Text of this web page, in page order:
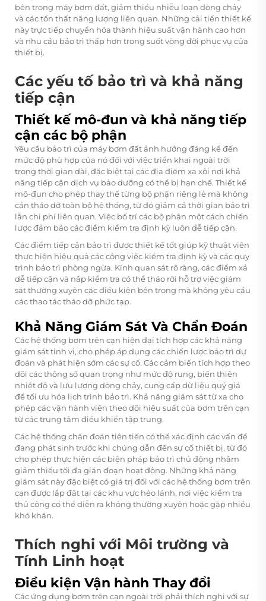
bên trong máy bơm đất, giảm thiểu nhiễu loạn dòng chảy
và các tổn thất năng lượng liên quan. Những cải tiến thiết kế
này trực tiếp chuyển hóa thành hiệu suất vận hành cao hơn
và nhu cầu bảo trì thấp hơn trong suốt vòng đời phục vụ của
thiết bị.
Các yếu tố bảo trì và khả năng
tiếp cận
Thiết kế mô-đun và khả năng tiếp
cận các bộ phận
Yêu cầu bảo trì của máy bơm đất ảnh hưởng đáng kể đến
mức độ phù hợp của nó đối với việc triển khai ngoài trời
trong thời gian dài, đặc biệt tại các địa điểm xa xôi nơi khả
năng tiếp cận dịch vụ bảo dưỡng có thể bị hạn chế. Thiết kế
mô-đun cho phép thay thế từng bộ phận riêng lẻ mà không
cần tháo dỡ toàn bộ hệ thống, từ đó giảm cả thời gian bảo trì
lẫn chi phí liên quan. Việc bố trí các bộ phận một cách chiến
lược đảm bảo các điểm kiểm tra định kỳ luôn dễ tiếp cận.
Các điểm tiếp cận bảo trì được thiết kế tốt giúp kỹ thuật viên
thực hiện hiệu quả các công việc kiểm tra định kỳ và các quy
trình bảo trì phòng ngừa. Kính quan sát rõ ràng, các điểm xả
dễ tiếp cận và nắp kiểm tra có thể tháo rời hỗ trợ việc giám
sát thường xuyên các điều kiện bên trong mà không yêu cầu
các thao tác tháo dỡ phức tạp.
Khả Năng Giám Sát Và Chẩn Đoán
Các hệ thống bơm trên cạn hiện đại tích hợp các khả năng
giám sát tinh vi, cho phép áp dụng các chiến lược bảo trì dự
đoán và phát hiện sớm các sự cố. Các cảm biến tích hợp theo
dõi các thông số quan trọng như mức độ rung, biến thiên
nhiệt độ và lưu lượng dòng chảy, cung cấp dữ liệu quý giá
để tối ưu hóa lịch trình bảo trì. Khả năng giám sát từ xa cho
phép các vận hành viên theo dõi hiệu suất của bơm trên cạn
từ các trung tâm điều khiển tập trung.
Các hệ thống chẩn đoán tiên tiến có thể xác định các vấn đề
đang phát sinh trước khi chúng dẫn đến sự cố thiết bị, từ đó
cho phép thực hiện các biện pháp bảo trì chủ động nhằm
giảm thiểu tối đa gián đoạn hoạt động. Những khả năng
giám sát này đặc biệt có giá trị đối với các hệ thống bơm trên
cạn được lắp đặt tại các khu vực hẻo lánh, nơi việc kiểm tra
thủ công có thể diễn ra không thường xuyên hoặc gặp nhiều
khó khăn.
Thích nghi với Môi trường và
Tính Linh hoạt
Điều kiện Vận hành Thay đổi
Các ứng dụng bơm trên cạn ngoài trời phải thích nghi với sự